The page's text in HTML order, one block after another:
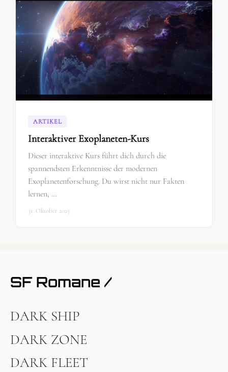
ARTIKEL
Interaktiver Exoplaneten-Kurs
Dieser interaktive Kurs führt dich durch die
spannendsten Erkenntnisse der modernen
Exoplanetenforschung. Du wirst nicht nur Fakten
lernen, …
31. Oktober 2025
SF Romane /
DARK SHIP
DARK ZONE
DARK FLEET